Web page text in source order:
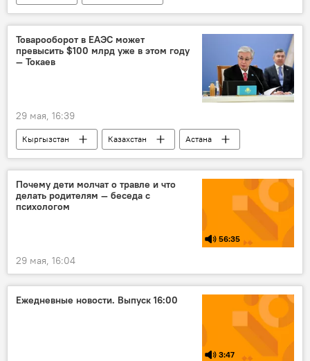
Мэрия города Бишкек
Сергей Вакунов
Айбек Джунушалиев
Товарооборот в ЕАЭС может
превысить $100 млрд уже в этом году
— Токаев
29 мая, 16:39
Кыргызстан Казахстан
Астана
ЕАЭС
торговля
сотрудничество
экономика
Касым-Жомарт Токаев
Почему дети молчат о травле и что
делать родителям — беседа с
психологом
56:35
29 мая, 16:04
Ежедневные новости. Выпуск 16:00
3:47